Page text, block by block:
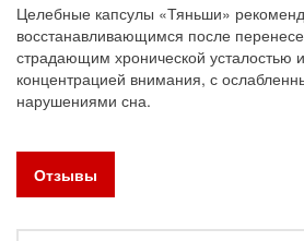
Целебные капсулы «Тяньши»
восстанавливающимся после
страдающим хронической усталостью
концентрацией внимания, с
нарушениями сна.
Отзывы